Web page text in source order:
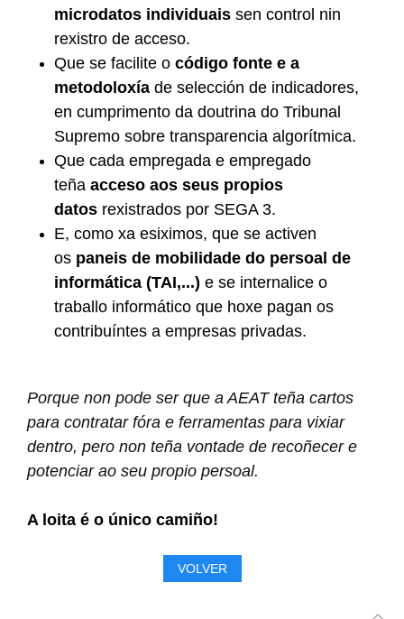
microdatos individuais sen control nin
rexistro de acceso.
Que se facilite o código fonte e a
metodoloxía de selección de indicadores,
en cumprimento da doutrina do Tribunal
Supremo sobre transparencia algorítmica.
Que cada empregada e empregado
teña acceso aos seus propios
datos rexistrados por SEGA 3.
E, como xa esiximos, que se activen
os paneis de mobilidade do persoal de
informática (TAI,...) e se internalice o
traballo informático que hoxe pagan os
contribuíntes a empresas privadas.
Porque non pode ser que a AEAT teña cartos
para contratar fóra e ferramentas para vixiar
dentro, pero non teña vontade de recoñecer e
potenciar ao seu propio persoal.
A loita é o único camiño!
VOLVER